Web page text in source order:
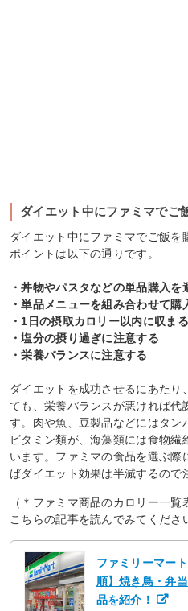
ダイエット中にファミマでご
ダイエット中にファミマでご飯
ポイントは以下の通りです。
・丼物やパスタなどの単品購入を
・単品メニューを組み合わせて購
・1日の摂取カロリー以内に収ま
・塩分の摂り過ぎに注意する
・栄養バランスに注意する
ダイエットを成功させるにあたり
ても、栄養バランスが悪ければ代
す。肉や魚、豆製品などにはタン
ビタミン類が、海藻類には食物繊
います。ファミマの食品を選ぶ際
ばダイエット効果は半減するので
（＊ファミマ商品のカロリー一
こちらの記事を読んでみてくださ
ファミリーマー
順】焼き鳥・弁
品を紹介！